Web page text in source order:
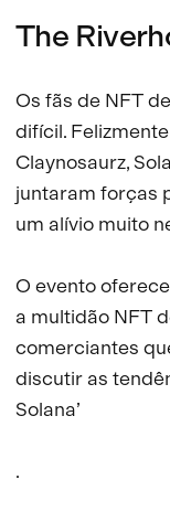
The
Os fãs de NFT
difícil.
Claynosaurz,
juntaram forças
um alívio muito
O evento
a multidão NFT
comerciantes
discutir as
Solana’
.